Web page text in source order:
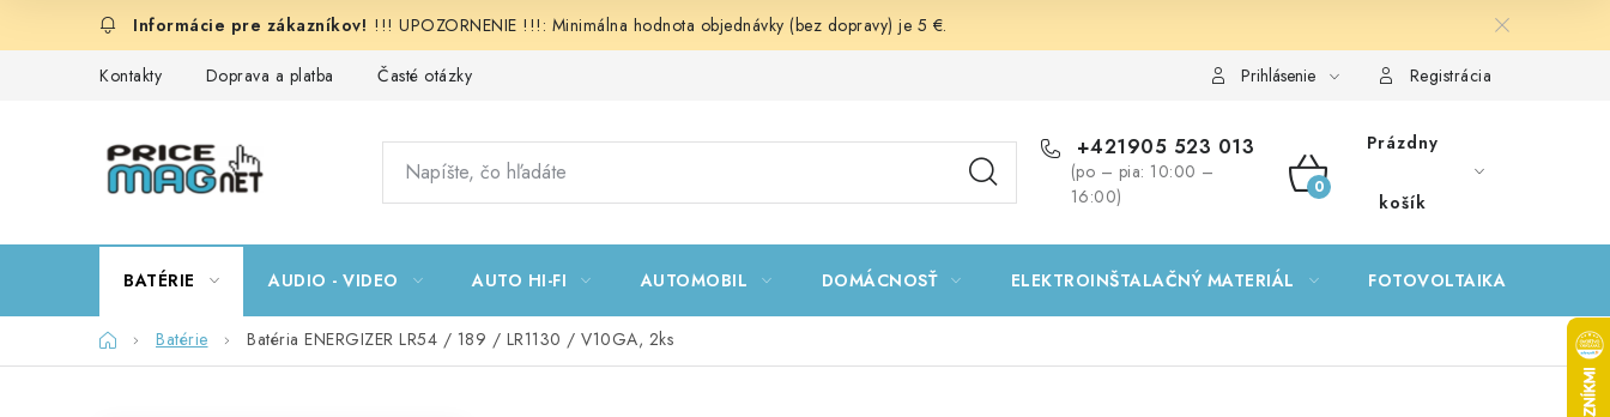
!!! UPOZORNENIE !!!: Minimálna hodnota objednávky (bez dopravy) je 5 €.
Kontakty Doprava a platba Časté otázky Prihlásenie Registrácia
+421905 523 013
(po – pia: 10:00 –
16:00)
NÁKUPNÝ
Prázdny
košík
BATÉRIE AUDIO - VIDEO AUTO HI-FI AUTOMOBIL DOMÁCNOSŤ ELEKTROINŠTALAČNÝ MATERIÁL FOTOVOLTAIKA
DomovBatérie Batéria ENERGIZER LR54 / 189 / LR1130 / V10GA, 2ks